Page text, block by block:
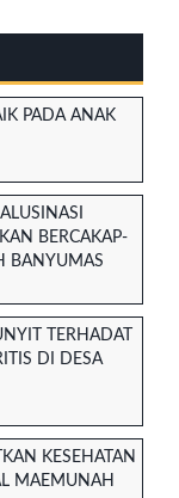
PADA ANAK
BERCAKAP-
BANYUMAS
TERHADAT
DI DESA
KESEHATAN
MAEMUNAH